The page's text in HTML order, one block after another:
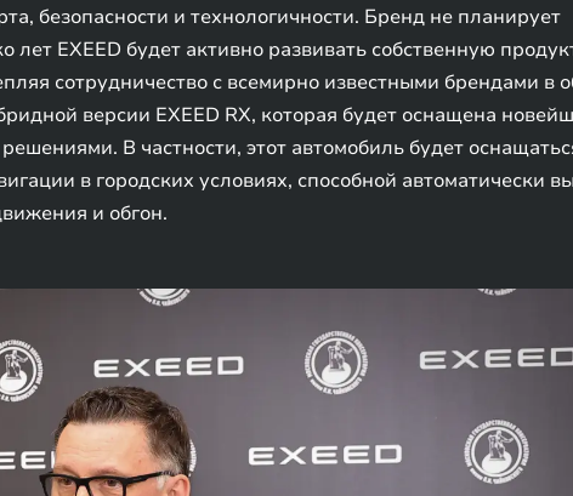
безопасности и технологичности. Бренд не планирует
EXEED будет активно развивать собственную
сотрудничество с всемирно известными брендами в
версии EXEED RX, которая будет оснащена
В частности, этот автомобиль будет
в городских условиях, способной автоматически
и обгон.